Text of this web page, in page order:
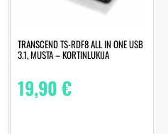
TRANSCEND TS-RDF8 ALL IN ONE USB
3.1, MUSTA – KORTINLUKIJA
19,90€